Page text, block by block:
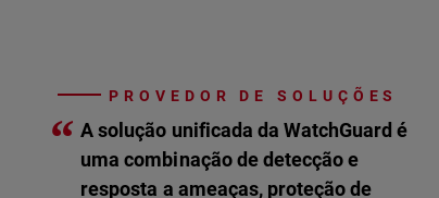
PROVEDOR DE SOLUÇÕES
“ A solução unificada da WatchGuard é
uma combinação de detecção e
resposta a ameaças, proteção de